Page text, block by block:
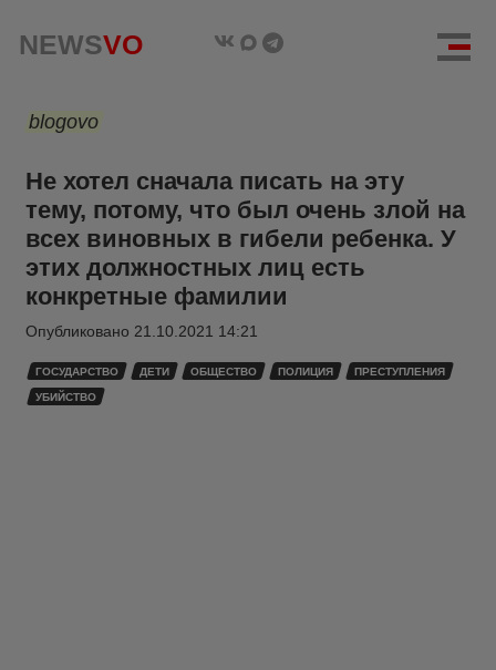
NEWSVO
blogovo
Не хотел сначала писать на эту
тему, потому, что был очень злой на
всех виновных в гибели ребенка. У
этих должностных лиц есть
конкретные фамилии
Опубликовано 21.10.2021 14:21
ГОСУДАРСТВО ДЕТИ ОБЩЕСТВО ПОЛИЦИЯ ПРЕСТУПЛЕНИЯ
УБИЙСТВО